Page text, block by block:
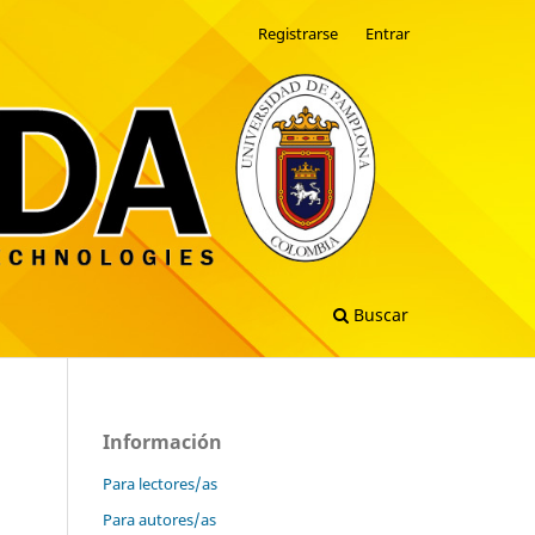
Buscar
Registrarse Entrar
Información
Para lectores/as
Para autores/as